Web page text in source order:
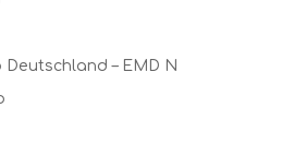
Deutschland – EMD N